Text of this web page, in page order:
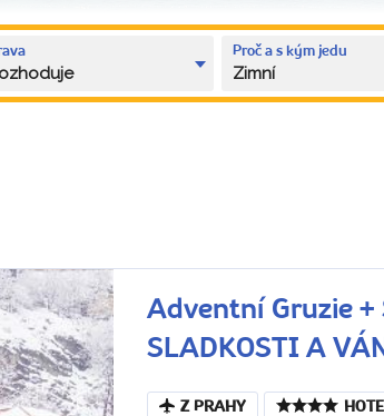
Proč a s kým jedu
Zimní
Adventní Gruzie +
SLADKOSTI A
Z PRAHY